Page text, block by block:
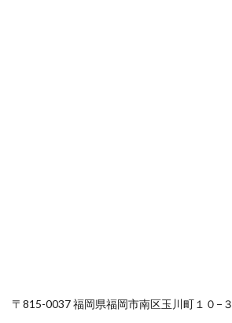
〒815-0037 福岡県福岡市南区玉川町１０−３